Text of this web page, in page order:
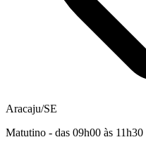
Aracaju/SE
Matutino - das 09h00 às 11h30